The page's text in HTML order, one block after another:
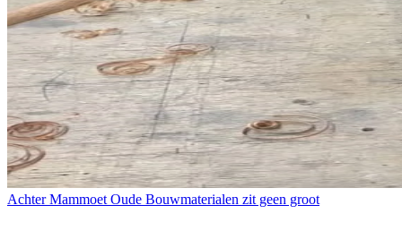
Achter Mammoet Oude Bouwmaterialen zit geen groot